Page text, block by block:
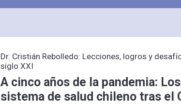
Dr. Cristián Rebolledo: Lecciones, logros y
siglo XXI
A cinco años de la pandemia:
sistema de salud chileno tras el